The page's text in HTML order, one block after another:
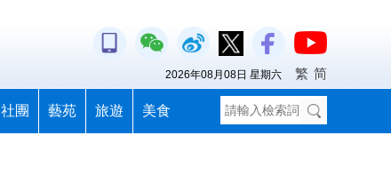
社團 藝苑 旅遊 美食
2026年08月08日 星期六 繁 简